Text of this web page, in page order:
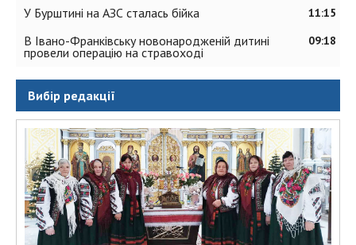
11:15
У Бурштині на АЗС сталась бійка
09:18
В Івано-Франківську новонародженій дитині
провели операцію на стравоході
Вибір редакції